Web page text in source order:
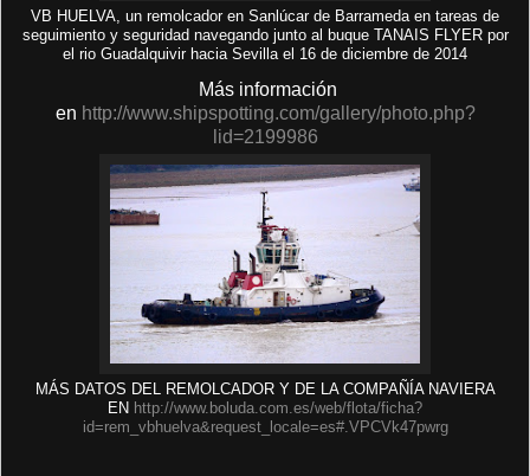
VB HUELVA, un remolcador en Sanlúcar de Barrameda en tareas de
seguimiento y seguridad navegando junto al buque TANAIS FLYER por
el rio Guadalquivir hacia Sevilla el 16 de diciembre de 2014
Más información
en http://www.shipspotting.com/gallery/photo.php?
lid=2199986
MÁS DATOS DEL REMOLCADOR Y DE LA COMPAÑÍA NAVIERA
EN http://www.boluda.com.es/web/flota/ficha?
id=rem_vbhuelva&request_locale=es#.VPCVk47pwrg